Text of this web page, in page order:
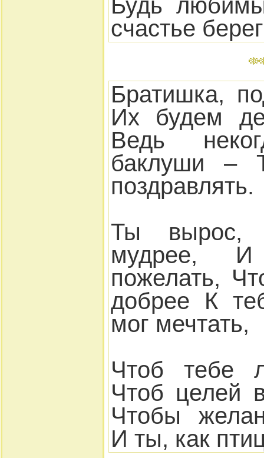
Будь
счастье
Братишка,
Их будем
Ведь
баклуши –
поздравлять.
Ты вырос,
мудрее,
пожелать,
добрее К
мог мечтать,
Чтоб тебе
Чтоб целей
Чтобы
И ты, как